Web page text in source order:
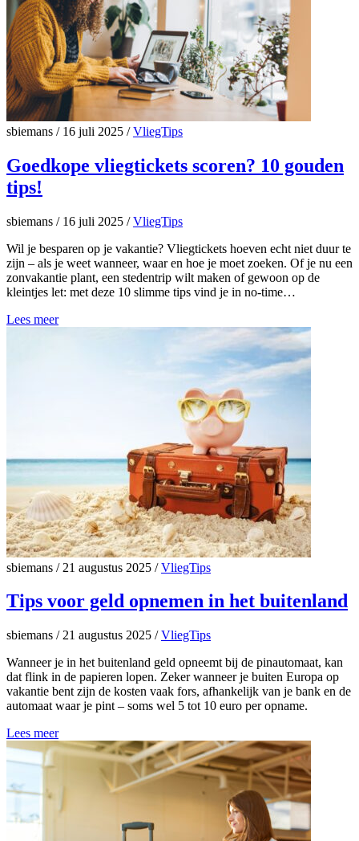
sbiemans /16 juli 2025 / VliegTips
Goedkope vliegtickets scoren? 10 gouden
tips!
sbiemans /16 juli 2025 / VliegTips
Wil je besparen op je vakantie? Vliegtickets hoeven echt niet duur te
zijn – als je weet wanneer, waar en hoe je moet zoeken. Of je nu een
zonvakantie plant, een stedentrip wilt maken of gewoon op de
kleintjes let: met deze 10 slimme tips vind je in no-time…
Lees meer
sbiemans /21 augustus 2025 / VliegTips
Tips voor geld opnemen in het buitenland
sbiemans /21 augustus 2025 / VliegTips
Wanneer je in het buitenland geld opneemt bij de pinautomaat, kan
dat flink in de papieren lopen. Zeker wanneer je buiten Europa op
vakantie bent zijn de kosten vaak fors, afhankelijk van je bank en de
automaat waar je pint – soms wel 5 tot 10 euro per opname.
Lees meer